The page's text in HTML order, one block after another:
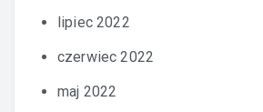
lipiec 2022
czerwiec 2022
maj 2022